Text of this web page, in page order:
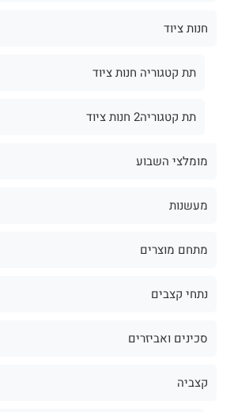
חנות ציוד
תת קטגוריה חנות ציוד
תת קטגוריה2 חנות ציוד
מומלצי השבוע
מעשנות
מתחם מוצרים
נתחי קצבים
סכינים ואביזרים
קצביה